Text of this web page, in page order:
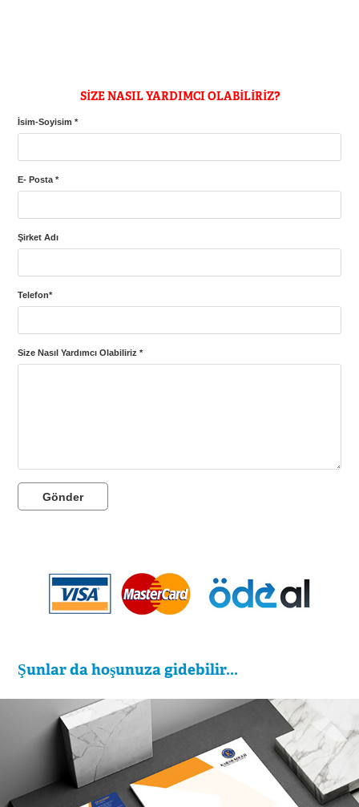
SİZE NASIL YARDIMCI OLABİLİRİZ?
İsim-Soyisim *
E- Posta *
Şirket Adı
Telefon*
Size Nasıl Yardımcı Olabiliriz *
Gönder
Şunlar da hoşunuza gidebilir...
Başarılı Kurumsal Kimlik Kriterleri